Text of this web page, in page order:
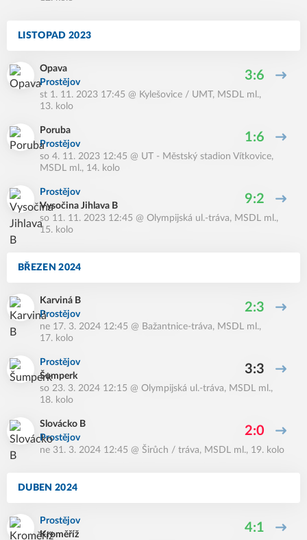
LISTOPAD 2023
Opava
Prostějov
3:6
st 1. 11. 2023 17:45 @ Kylešovice / UMT , MSDL ml.,
13. kolo
Poruba
Prostějov
1:6
so 4. 11. 2023 12:45 @ UT - Městský stadion Vítkovice,
MSDL ml., 14. kolo
Prostějov
Vysočina Jihlava B
9:2
so 11. 11. 2023 12:45 @ Olympijská ul.-tráva, MSDL ml.,
15. kolo
BŘEZEN 2024
Karviná B
Prostějov
2:3
ne 17. 3. 2024 12:45 @ Bažantnice-tráva, MSDL ml.,
17. kolo
Prostějov
Šumperk
3:3
so 23. 3. 2024 12:15 @ Olympijská ul.-tráva, MSDL ml.,
18. kolo
Slovácko B
Prostějov
2:0
ne 31. 3. 2024 12:45 @ Širůch / tráva, MSDL ml., 19. kolo
DUBEN 2024
Prostějov
Kroměříž
4:1